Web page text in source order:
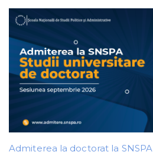
Admiterea la doctorat la SNSPA